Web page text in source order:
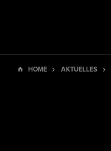
HOME AKTUELLES